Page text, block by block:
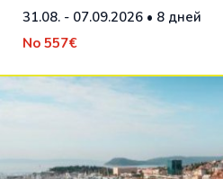
31.08. - 07.09.2026 • 8 дней
No 557€